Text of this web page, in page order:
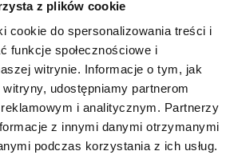
z plików cookie
cookie do spersonalizowania treści i
funkcje społecznościowe i
witrynie. Informacje o tym, jak
udostępniamy partnerom
i analitycznym. Partnerzy
z innymi danymi otrzymanymi
podczas korzystania z ich usług.
Komisji Sportu
w Zakopanem
Turystyka i sport Komisje tematyczne ZMP
na otwarte
Komisji Polityki
i Rozwoju Miast
Rewitalizacja, polityka miejska i rozwój